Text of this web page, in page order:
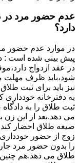
عدم حضور مرد در
دارد؟
در موارد عدم حضور
پیش بینی شده است :
در عقد ازدواج
شود،باید ظرف مهلت
نیز باید برای ثبت
به دفترخانه
ثبت طلاق را به
می دهد.بعد از این زن
صیغه طلاق احضار
زوج از حضور
را بدون حضور مرد
طلاق می دهد.هم چنین